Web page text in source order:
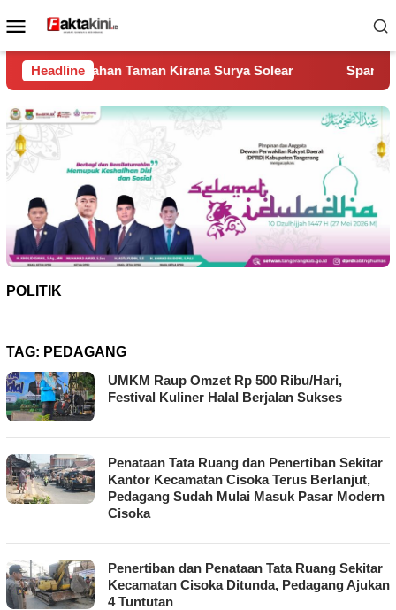
ke
Menu
Mobile
Headline
Kirana Surya Solear Spanyol Juara Piala Dunia
POLITIK
TAG: PEDAGANG
UMKM Raup Omzet Rp 500 Ribu/Hari,
Festival Kuliner Halal Berjalan Sukses
Penataan Tata Ruang dan Penertiban Sekitar
Kantor Kecamatan Cisoka Terus Berlanjut,
Pedagang Sudah Mulai Masuk Pasar Modern
Cisoka
Penertiban dan Penataan Tata Ruang Sekitar
Kecamatan Cisoka Ditunda, Pedagang Ajukan
4 Tuntutan